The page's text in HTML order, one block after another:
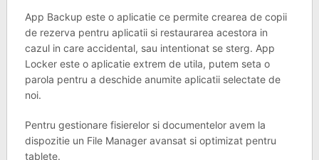
App Backup este o aplicatie ce permite crearea de copii
de rezerva pentru aplicatii si restaurarea acestora in
cazul in care accidental, sau intentionat se sterg. App
Locker este o aplicatie extrem de utila, putem seta o
parola pentru a deschide anumite aplicatii selectate de
noi.
Pentru gestionare fisierelor si documentelor avem la
dispozitie un File Manager avansat si optimizat pentru
tablete.